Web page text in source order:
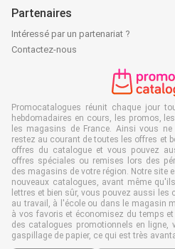
Partenaires
Intéressé par un partenariat ?
Contactez-nous
Promocatalogues réunit chaque jour
hebdomadaires en cours, les promos,
les magasins de France. Ainsi vous
restez au courant de toutes les offres et
offres du catalogue et vous pouvez
offres spéciales ou remises lors des
des magasins de votre région. Notre site
nouveaux catalogues, avant même
lettres et bien sûr, vous pouvez aussi les
au travail, à l'école ou dans le magasin
à vos favoris et économisez du temps
des catalogues promotionnels en ligne,
gaspillage de papier, ce qui est très